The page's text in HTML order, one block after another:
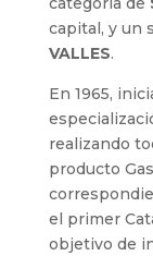
capital, y un
VALLES.
En 1965,
realizando
producto
el primer
objetivo de